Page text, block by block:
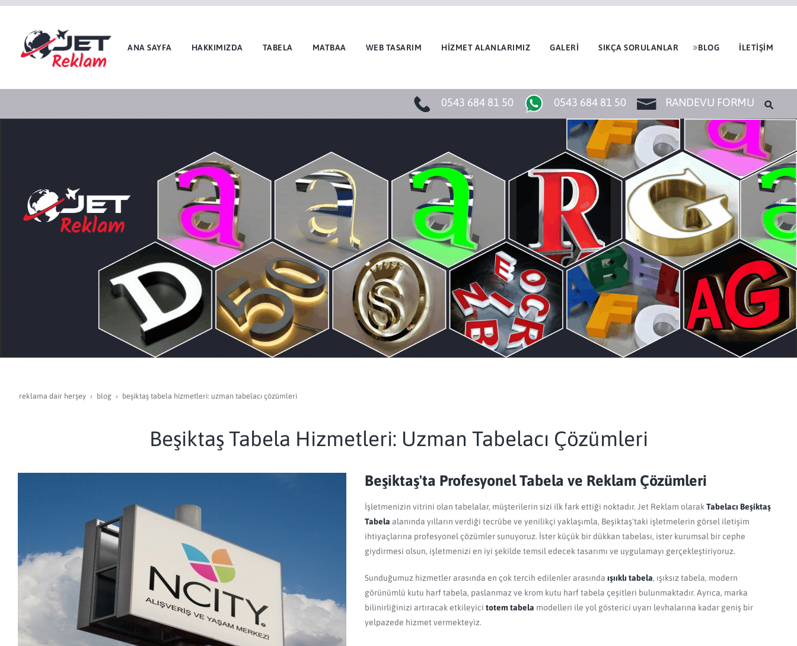
ANA SAYFA HAKKIMIZDA TABELA MATBAA WEB TASARIM HİZMET ALANLARIMIZ GALERİ SIKÇA SORULANLAR BLOG İLETİŞİM
0543 684 81 50 0543 684 81 50 RANDEVU FORMU
reklama dair herşey blog beşiktaş tabela hizmetleri: uzman tabelacı çözümleri
Beşiktaş Tabela Hizmetleri: Uzman Tabelacı Çözümleri
Beşiktaş'ta Profesyonel Tabela ve Reklam Çözümleri
İşletmenizin vitrini olan tabelalar, müşterilerin sizi ilk fark ettiği noktadır. Jet Reklam olarak Tabelacı Beşiktaş
Tabela alanında yılların verdiği tecrübe ve yenilikçi yaklaşımla, Beşiktaş'taki işletmelerin görsel iletişim
ihtiyaçlarına profesyonel çözümler sunuyoruz. İster küçük bir dükkan tabelası, ister kurumsal bir cephe
giydirmesi olsun, işletmenizi en iyi şekilde temsil edecek tasarımı ve uygulamayı gerçekleştiriyoruz.
Sunduğumuz hizmetler arasında en çok tercih edilenler arasında ışııklı tabela, ışıksız tabela, modern
görünümlü kutu harf tabela, paslanmaz ve krom kutu harf tabela çeşitleri bulunmaktadır. Ayrıca, marka
bilinirliğinizi artıracak etkileyici totem tabela modelleri ile yol gösterici uyarı levhalarına kadar geniş bir
yelpazede hizmet vermekteyiz.